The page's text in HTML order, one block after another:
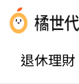
退休理財